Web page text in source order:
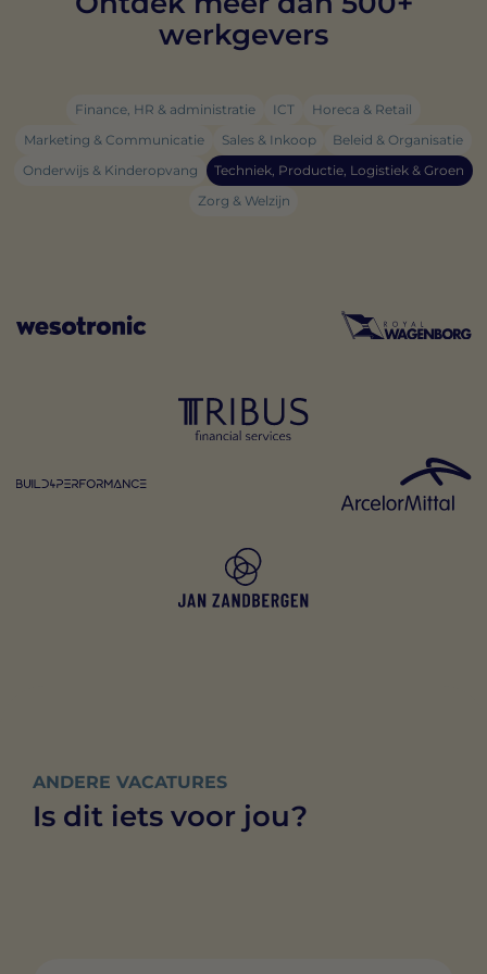
werkgevers
Finance, HR & administratie ICT
Horeca & Retail
Marketing & Communicatie
Sales & Inkoop
Beleid & Organisatie
Onderwijs & Kinderopvang
Techniek, Productie, Logistiek & Groen
Zorg & Welzijn
ANDERE VACATURES
Is dit iets voor jou?